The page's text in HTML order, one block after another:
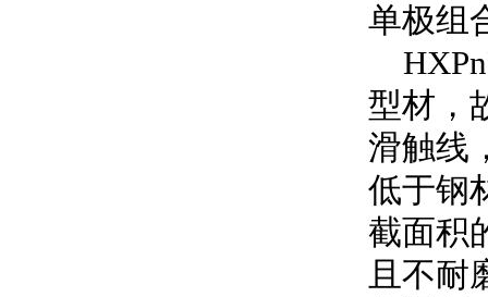
单极组
型材，
滑触线
低于钢
截面积
且不耐